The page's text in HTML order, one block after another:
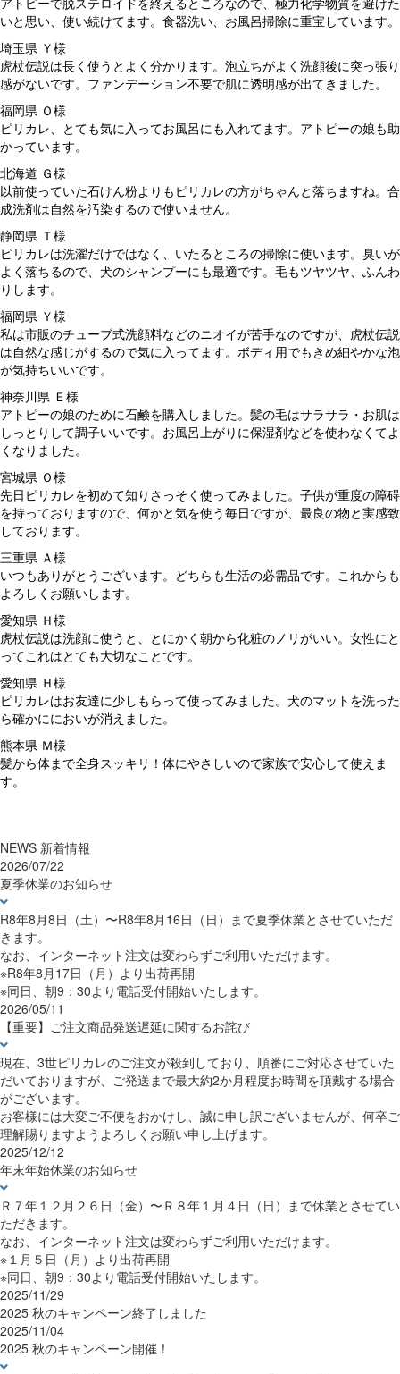
いと思い、使い続けてます。食器洗い、お風呂掃除に重宝しています。
埼玉県 Ｙ様
虎杖伝説は長く使うとよく分かります。泡立ちがよく洗顔後に突っ張り
感がないです。ファンデーション不要で肌に透明感が出てきました。
福岡県 Ｏ様
ピリカレ、とても気に入ってお風呂にも入れてます。アトピーの娘も助
かっています。
北海道 Ｇ様
以前使っていた石けん粉よりもピリカレの方がちゃんと落ちますね。合
成洗剤は自然を汚染するので使いません。
静岡県 Ｔ様
ピリカレは洗濯だけではなく、いたるところの掃除に使います。臭いが
よく落ちるので、犬のシャンプーにも最適です。毛もツヤツヤ、ふんわ
りします。
福岡県 Ｙ様
私は市販のチューブ式洗顔料などのニオイが苦手なのですが、虎杖伝説
は自然な感じがするので気に入ってます。ボディ用でもきめ細やかな泡
が気持ちいいです。
神奈川県 Ｅ様
アトピーの娘のために石鹸を購入しました。髪の毛はサラサラ・お肌は
しっとりして調子いいです。お風呂上がりに保湿剤などを使わなくてよ
くなりました。
宮城県 Ｏ様
先日ピリカレを初めて知りさっそく使ってみました。子供が重度の障碍
を持っておりますので、何かと気を使う毎日ですが、最良の物と実感致
しております。
三重県 Ａ様
いつもありがとうございます。どちらも生活の必需品です。これからも
よろしくお願いします。
愛知県 Ｈ様
虎杖伝説は洗顔に使うと、とにかく朝から化粧のノリがいい。女性にと
ってこれはとても大切なことです。
愛知県 Ｈ様
ピリカレはお友達に少しもらって使ってみました。犬のマットを洗った
ら確かににおいが消えました。
熊本県 Ｍ様
髪から体まで全身スッキリ！体にやさしいので家族で安心して使えま
す。
NEWS 新着情報
2026/07/22
夏季休業のお知らせ
R8年8月8日（土）〜R8年8月16日（日）まで夏季休業とさせていただ
きます。
なお、インターネット注文は変わらずご利用いただけます。
※R8年8月17日（月）より出荷再開
※同日、朝9：30より電話受付開始いたします。
2026/05/11
【重要】ご注文商品発送遅延に関するお詫び
現在、3世ピリカレのご注文が殺到しており、順番にご対応させていた
だいておりますが、ご発送まで最大約2か月程度お時間を頂戴する場合
がございます。
お客様には大変ご不便をおかけし、誠に申し訳ございませんが、何卒ご
理解賜りますようよろしくお願い申し上げます。
2025/12/12
年末年始休業のお知らせ
Ｒ７年１２月２６日（金）〜Ｒ８年１月４日（日）まで休業とさせてい
ただきます。
なお、インターネット注文は変わらずご利用いただけます。
※１月５日（月）より出荷再開
※同日、朝9：30より電話受付開始いたします。
2025/11/29
2025 秋のキャンペーン終了しました
2025/11/04
2025 秋のキャンペーン開催！